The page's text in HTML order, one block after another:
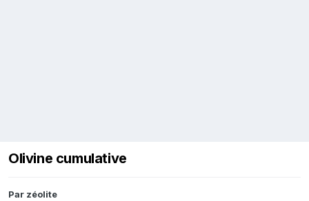
Olivine cumulative
Par zéolite